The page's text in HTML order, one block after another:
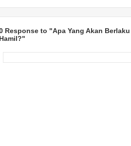
Response to "Apa Yang Akan
Hamil?"